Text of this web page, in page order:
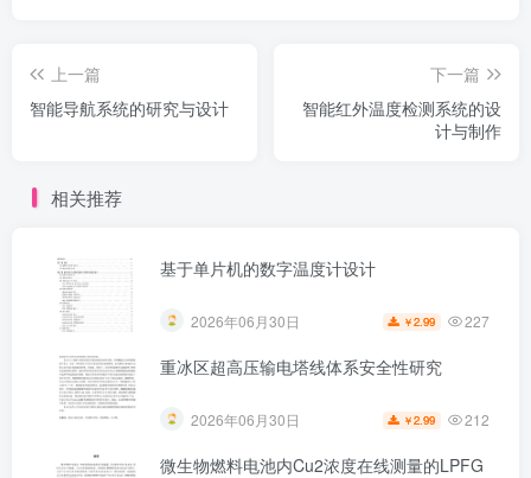
上一篇
智能导航系统的研究与设计
下一篇
智能红外温度检测系统的设
计与制作
相关推荐
基于单片机的数字温度计设计
2026年06月30日 ￥2.99 227
重冰区超高压输电塔线体系安全性研究
2026年06月30日 ￥2.99 212
微生物燃料电池内Cu2浓度在线测量的LPFG